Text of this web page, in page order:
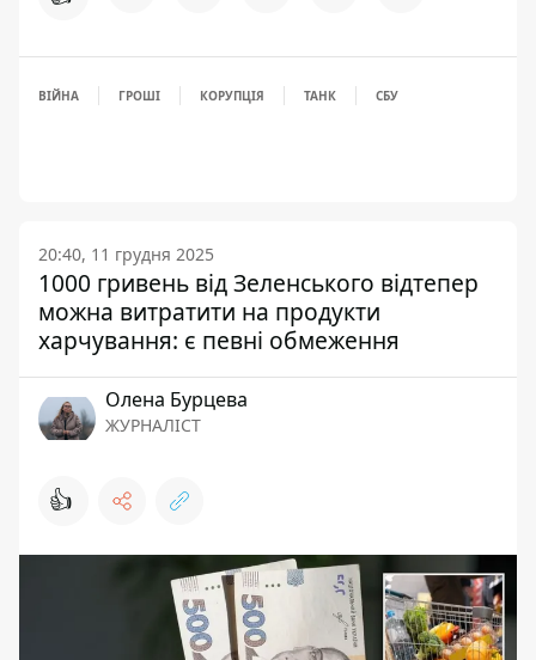
ВІЙНА ГРОШІ КОРУПЦІЯ ТАНК СБУ
20:40, 11 грудня 2025
1000 гривень від Зеленського відтепер
можна витратити на продукти
харчування: є певні обмеження
Олена Бурцева
ЖУРНАЛІСТ
👍